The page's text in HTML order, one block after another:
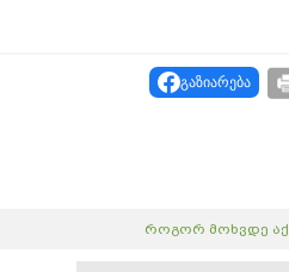
გაზიარება
როგორ მოხვდე აქ